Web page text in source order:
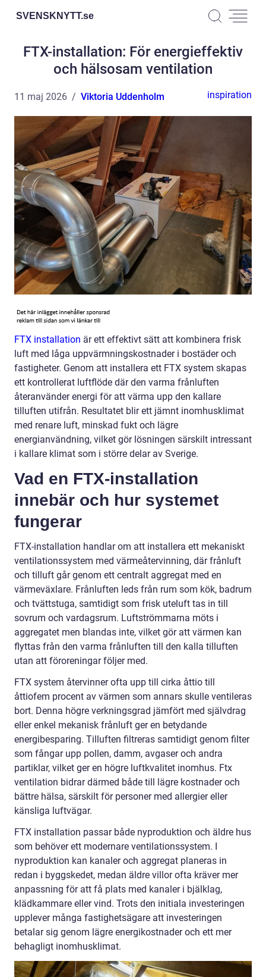
SVENSKNYTT.se
FTX-installation: För energieffektiv
och hälsosam ventilation
11 maj 2026 Viktoria Uddenholm inspiration
FTX installation är ett effektivt sätt att kombinera frisk
luft med låga uppvärmningskostnader i bostäder och
fastigheter. Genom att installera ett FTX system skapas
ett kontrollerat luftflöde där den varma frånluften
återanvänder energi för att värma upp den kallare
tilluften utifrån. Resultatet blir ett jämnt inomhusklimat
med renare luft, minskad fukt och lägre
energianvändning, vilket gör lösningen särskilt intressant
i kallare klimat som i större delar av Sverige.
Vad en FTX-installation
innebär och hur systemet
fungerar
FTX-installation handlar om att installera ett mekaniskt
ventilationssystem med värmeåtervinning, där frånluft
och tilluft går genom ett centralt aggregat med en
värmeväxlare. Frånluften leds från rum som kök, badrum
och tvättstuga, samtidigt som frisk uteluft tas in till
sovrum och vardagsrum. Luftströmmarna möts i
aggregatet men blandas inte, vilket gör att värmen kan
flyttas från den varma frånluften till den kalla tilluften
utan att föroreningar följer med.
FTX system återvinner ofta upp till cirka åttio till
åttiofem procent av värmen som annars skulle ventileras
bort. Denna högre verkningsgrad jämfört med självdrag
eller enkel mekanisk frånluft ger en betydande
energibesparing. Tilluften filtreras samtidigt genom filter
som fångar upp pollen, damm, avgaser och andra
partiklar, vilket ger en högre luftkvalitet inomhus. Ftx
ventilation bidrar därmed både till lägre kostnader och
bättre hälsa, särskilt för personer med allergier eller
känsliga luftvägar.
FTX installation passar både nyproduktion och äldre hus
som behöver ett modernare ventilationssystem. I
nyproduktion kan kanaler och aggregat planeras in
redan i byggskedet, medan äldre villor ofta kräver mer
anpassning för att få plats med kanaler i bjälklag,
klädkammare eller vind. Trots den initiala investeringen
upplever många fastighetsägare att investeringen
betalar sig genom lägre energikostnader och ett mer
behagligt inomhusklimat.